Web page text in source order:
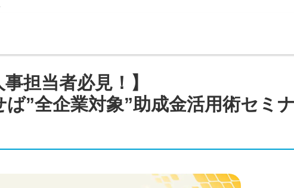
事担当者必見！】
”全企業対象”助成金活用術セミ